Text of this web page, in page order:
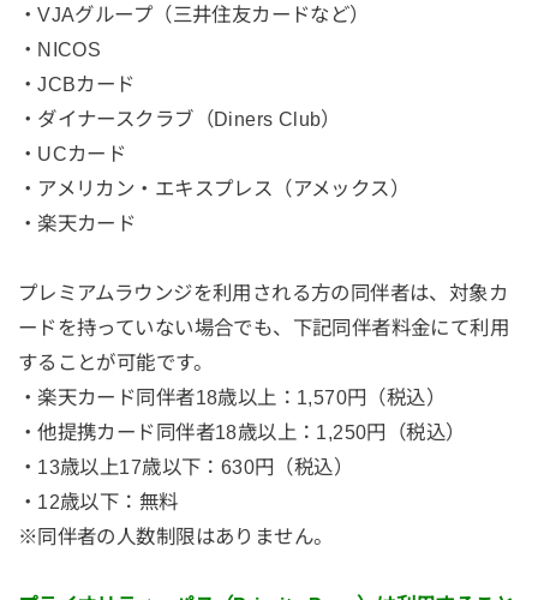
・VJAグループ（三井住友カードなど）
・NICOS
・JCBカード
・ダイナースクラブ（Diners Club）
・UCカード
・アメリカン・エキスプレス（アメックス）
・楽天カード
プレミアムラウンジを利用される方の同伴者は、対象カ
ードを持っていない場合でも、下記同伴者料金にて利用
することが可能です。
・楽天カード同伴者18歳以上：1,570円（税込）
・他提携カード同伴者18歳以上：1,250円（税込）
・13歳以上17歳以下：630円（税込）
・12歳以下：無料
※同伴者の人数制限はありません。